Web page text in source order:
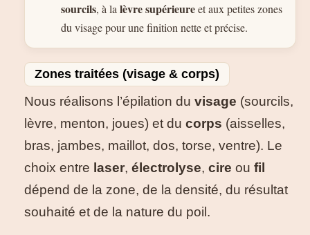
sourcils, à la lèvre supérieureet aux petites zones
du visage pour une finition nette et précise.
Zones traitées (visage & corps)
Nous réalisons l’épilation du visage (sourcils,
lèvre, menton, joues) et du corps (aisselles,
bras, jambes, maillot, dos, torse, ventre). Le
choix entre laser, électrolyse, cire ou fil
dépend de la zone, de la densité, du résultat
souhaité et de la nature du poil.